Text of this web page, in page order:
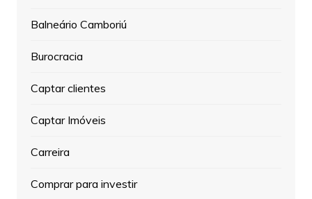
Balneário Camboriú
Burocracia
Captar clientes
Captar Imóveis
Carreira
Comprar para investir